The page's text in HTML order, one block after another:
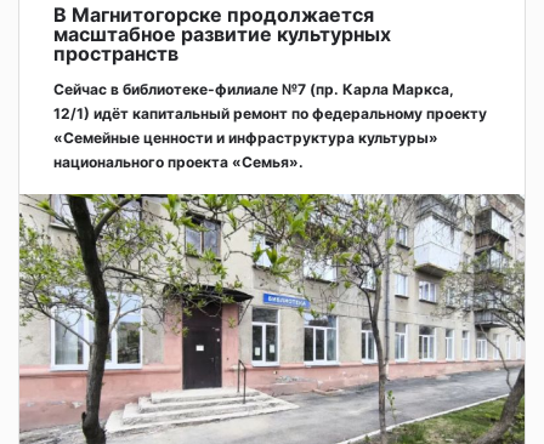
В Магнитогорске продолжается
масштабное развитие культурных
пространств
Сейчас в библиотеке-филиале №7 (пр. Карла Маркса,
12/1) идёт капитальный ремонт по федеральному проекту
«Семейные ценности и инфраструктура культуры»
национального проекта «Семья».